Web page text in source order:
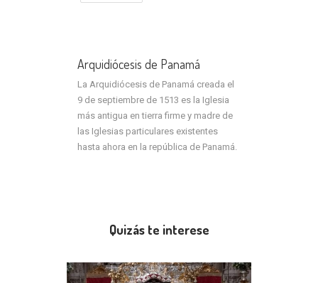
Arquidiócesis de Panamá
La Arquidiócesis de Panamá creada el
9 de septiembre de 1513 es la Iglesia
más antigua en tierra firme y madre de
las Iglesias particulares existentes
hasta ahora en la república de Panamá.
Quizás te interese